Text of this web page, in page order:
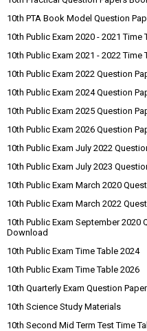
10th PTA Book Model Question
10th Public Exam 2020 - 2021 Time
10th Public Exam 2021 - 2022 Time
10th Public Exam 2022 Question
10th Public Exam 2024 Question
10th Public Exam 2025 Question
10th Public Exam 2026 Question
10th Public Exam July 2022
10th Public Exam July 2023
10th Public Exam March 2020
10th Public Exam March 2022
10th Public Exam September 2020
Download
10th Public Exam Time Table 2024
10th Public Exam Time Table 2026
10th Quarterly Exam Question
10th Science Study Materials
10th Second Mid Term Test Time